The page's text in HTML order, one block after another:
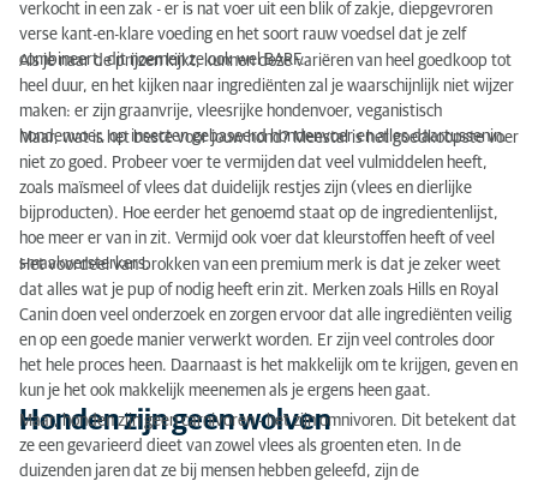
Van voer wisselen
Vijf manieren om etenstijd leuker te maken!
verkocht in een zak - er is nat voer uit een blik of zakje, diepgevroren
verse kant-en-klare voeding en het soort rauw voedsel dat je zelf
combineert, dit noemen ze ook wel BARF.
Als je naar de prijzen kijkt, kunnen deze variëren van heel goedkoop tot
heel duur, en het kijken naar ingrediënten zal je waarschijnlijk niet wijzer
maken: er zijn graanvrije, vleesrijke hondenvoer, veganistisch
hondenvoer, op insecten gebaseerd hondenvoer en alles daartussenin.
Maar, wat is het beste voor jouw hond? Meestal is het goedkoopste voer
niet zo goed. Probeer voer te vermijden dat veel vulmiddelen heeft,
zoals maïsmeel of vlees dat duidelijk restjes zijn (vlees en dierlijke
bijproducten). Hoe eerder het genoemd staat op de ingredientenlijst,
hoe meer er van in zit. Vermijd ook voer dat kleurstoffen heeft of veel
smaakversterkers.
Het voordeel van brokken van een premium merk is dat je zeker weet
dat alles wat je pup of nodig heeft erin zit. Merken zoals Hills en Royal
Canin doen veel onderzoek en zorgen ervoor dat alle ingrediënten veilig
en op een goede manier verwerkt worden. Er zijn veel controles door
het hele proces heen. Daarnaast is het makkelijk om te krijgen, geven en
kun je het ook makkelijk meenemen als je ergens heen gaat.
Honden zijn geen wolven
Maar, honden zijn geen carnivoren - het zijn omnivoren. Dit betekent dat
ze een gevarieerd dieet van zowel vlees als groenten eten. In de
duizenden jaren dat ze bij mensen hebben geleefd, zijn de